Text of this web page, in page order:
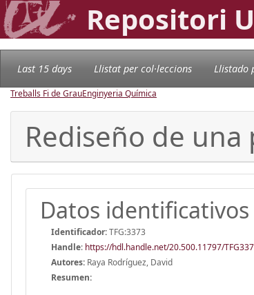
Repositori
Last 15 days Llistat per col·leccions Llistado
Treballs Fi de GrauEnginyeria Química
Rediseño de
Datos identificativos
Identificador:TFG:3373
Handle: https://hdl.handle.net/20.500.11797/
Autores: Raya Rodríguez, David
Resumen: